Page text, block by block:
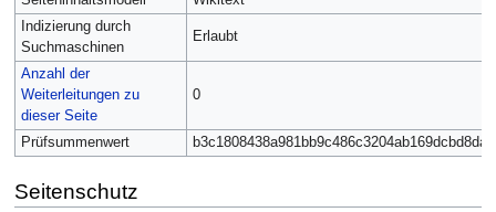
Indizierung durch
Suchmaschinen
Erlaubt
Anzahl der
Weiterleitungen zu
dieser Seite
0
Prüfsummenwert
Seitenschutz